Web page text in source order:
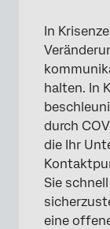
offenen
Creatives
In
halten. In
durch
die Ihr
Sie
eine